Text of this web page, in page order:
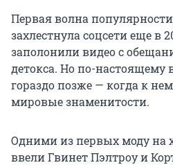
Первая волна
захлестнула соцсети еще в
заполонили видео с
детокса. Но по-настоящему
гораздо позже — когда к
мировые знаменитости.
Одними из первых моду на
ввели Гвинет Пэлтроу и